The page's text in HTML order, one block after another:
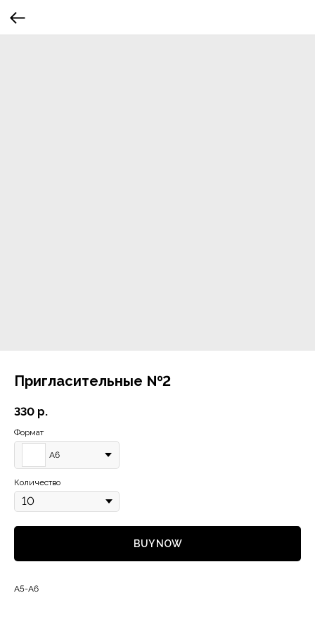
Пригласительные №2
330 р.
Формат
А6
Количество
BUY NOW
А5-А6